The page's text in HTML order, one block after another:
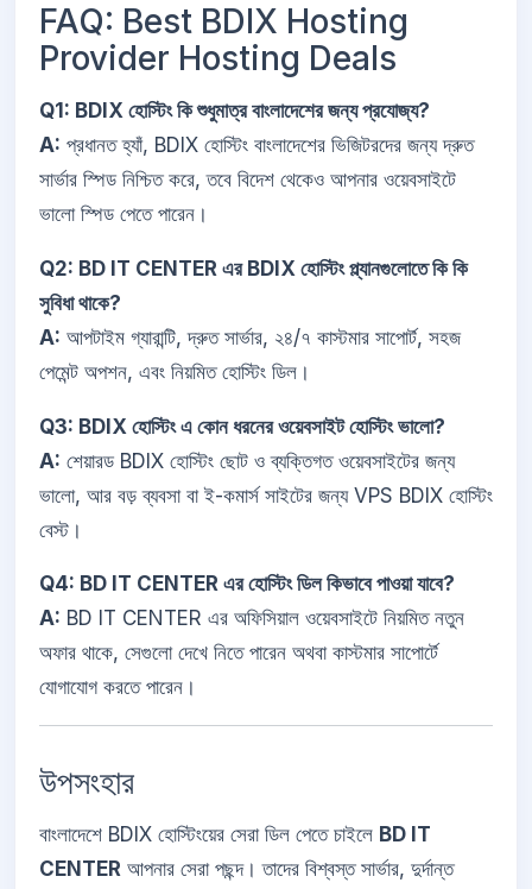
FAQ: Best BDIX Hosting
Provider Hosting Deals
Q1: BDIX হোস্টিং কি শুধুমাত্র বাংলাদেশের জন্য প্রযোজ্য?
A: প্রধানত হ্যাঁ, BDIX হোস্টিং বাংলাদেশের ভিজিটরদের জন্য দ্রুত
সার্ভার স্পিড নিশ্চিত করে, তবে বিদেশ থেকেও আপনার ওয়েবসাইটে
ভালো স্পিড পেতে পারেন।
Q2: BD IT CENTER এর BDIX হোস্টিং প্ল্যানগুলোতে কি কি
সুবিধা থাকে?
A: আপটাইম গ্যারান্টি, দ্রুত সার্ভার, ২৪/৭ কাস্টমার সাপোর্ট, সহজ
পেমেন্ট অপশন, এবং নিয়মিত হোস্টিং ডিল।
Q3: BDIX হোস্টিং এ কোন ধরনের ওয়েবসাইট হোস্টিং ভালো?
A: শেয়ারড BDIX হোস্টিং ছোট ও ব্যক্তিগত ওয়েবসাইটের জন্য
ভালো, আর বড় ব্যবসা বা ই-কমার্স সাইটের জন্য VPS BDIX হোস্টিং
বেস্ট।
Q4: BD IT CENTER এর হোস্টিং ডিল কিভাবে পাওয়া যাবে?
A: BD IT CENTER এর অফিসিয়াল ওয়েবসাইটে নিয়মিত নতুন
অফার থাকে, সেগুলো দেখে নিতে পারেন অথবা কাস্টমার সাপোর্টে
যোগাযোগ করতে পারেন।
উপসংহার
বাংলাদেশে BDIX হোস্টিংয়ের সেরা ডিল পেতে চাইলে BD IT
CENTER আপনার সেরা পছন্দ। তাদের বিশ্বস্ত সার্ভার, দুর্দান্ত